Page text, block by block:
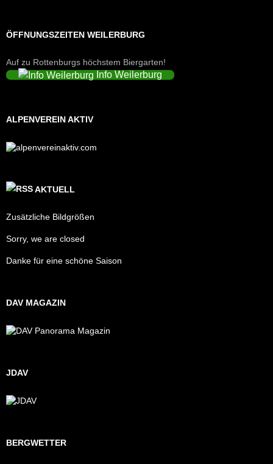
ÖFFNUNGSZEITEN WEILERBURG
Auf zu Rottenburgs höchstem Biergarten!
Info Weilerburg
ALPENVEREIN AKTIV
AKTUELL
Zusätzliche Bildgrößen
Sorry, we are closed
Danke für eine schöne Saison
DAV MAGAZIN
JDAV
BERGWETTER